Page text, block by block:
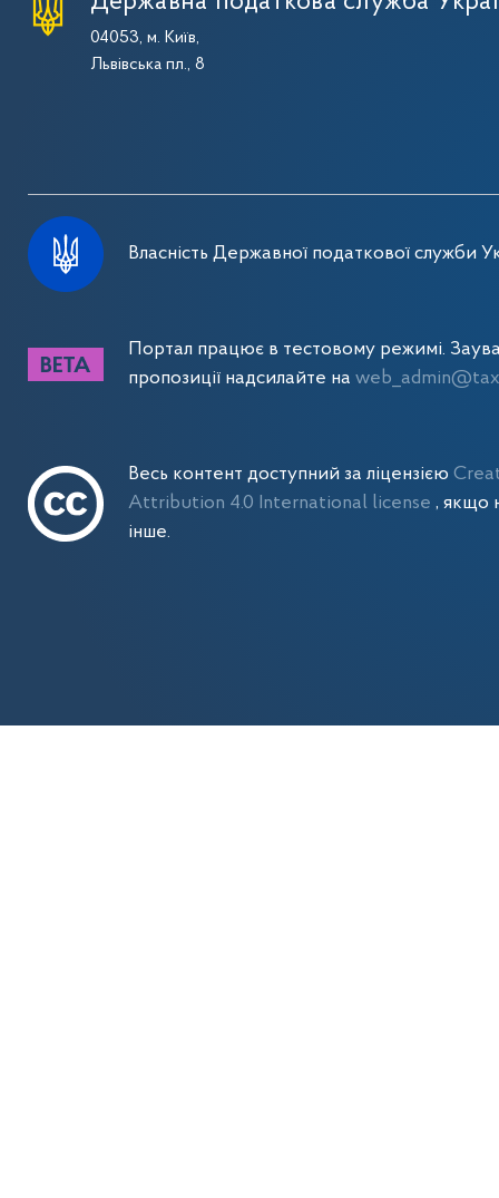
04053, м. Київ,
Львівська пл., 8
Власність Державної податкової служби
Портал працює в тестовому режимі.
пропозиції надсилайте на
Весь контент доступний за ліцензією
Attribution 4.0 International license , якщо
інше.